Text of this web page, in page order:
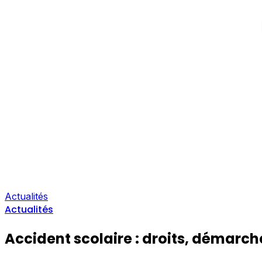
Actualités
Actualités
Accident scolaire : droits,